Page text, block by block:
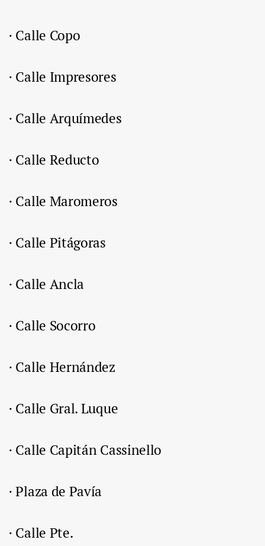
· Calle Copo
· Calle Impresores
· Calle Arquímedes
· Calle Reducto
· Calle Maromeros
· Calle Pitágoras
· Calle Ancla
· Calle Socorro
· Calle Hernández
· Calle Gral. Luque
· Calle Capitán Cassinello
· Plaza de Pavía
· Calle Pte.